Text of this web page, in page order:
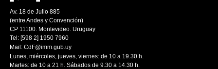
Av. 18 de Julio 885
(entre Andes y Convención)
CP 11100. Montevideo. Uruguay
Tel: [598 2] 1950 7960
Mail: CdF@imm.gub.uy
Lunes, miércoles, jueves, viernes: de 10 a 19.30 h.
Martes: de 10 a 21 h. Sábados de 9.30 a 14.30 h.